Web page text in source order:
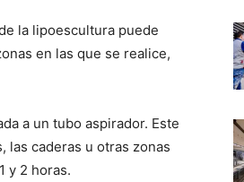
la lipoescultura puede
en las que se realice,
a un tubo aspirador. Este
las caderas u otras zonas
y 2 horas.